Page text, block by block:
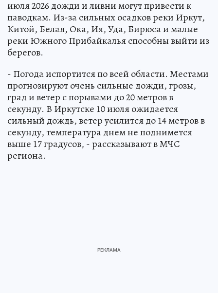
июля 2026 дожди и ливни могут привести к
паводкам. Из-за сильных осадков реки Иркут,
Китой, Белая, Ока, Ия, Уда, Бирюса и малые
реки Южного Прибайкалья способны выйти из
берегов.
- Погода испортится по всей области. Местами
прогнозируют очень сильные дожди, грозы,
град и ветер с порывами до 20 метров в
секунду. В Иркутске 10 июля ожидается
сильный дождь, ветер усилится до 14 метров в
секунду, температура днем не поднимется
выше 17 градусов, - рассказывают в МЧС
региона.